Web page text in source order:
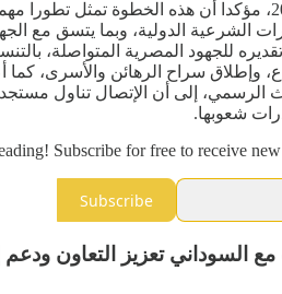
الشرعية الدولية، وبما يتسق مع
للجهود المصرية المتواصلة،
وإطلاق سراح الرهائن والأسرى،
الرسمي، إلى أن الإتصال تناول
شعوبها.
Subscribe for free to receive
Subscribe
السوداني تعزيز التعاون ودعم